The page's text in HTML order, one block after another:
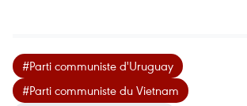
#Parti communiste d'Uruguay
#Parti communiste du Vietnam